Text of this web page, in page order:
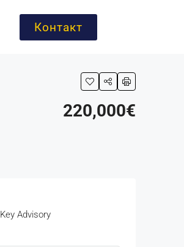
Контакт
220,000€
Key Advisory